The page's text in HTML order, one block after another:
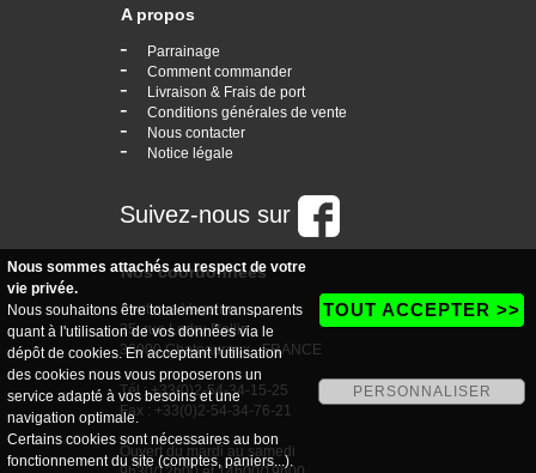
A propos
- Parrainage
- Comment commander
- Livraison & Frais de port
- Conditions générales de vente
- Nous contacter
- Notice légale
Suivez-nous sur
Nos coordonnées
boutique Vogaine
35, rue Ledru Rollin
36000 Chateauroux - FRANCE
Tél : +33(0)2-54-34-15-25
Fax : +33(0)2-54-34-76-21
Ouvert du mardi au samedi
Nous sommes attachés au respect de votre
vie privée.
Nous souhaitons être totalement transparents
quant à l'utilisation de vos données via le
dépôt de cookies. En acceptant l'utilisation
des cookies nous vous proposerons un
service adapté à vos besoins et une
navigation optimale.
Certains cookies sont nécessaires au bon
fonctionnement du site (comptes, paniers...).
TOUT ACCEPTER >>
PERSONNALISER